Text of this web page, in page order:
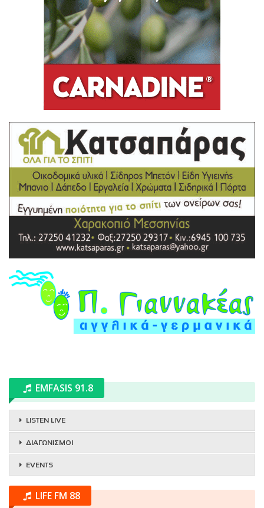
EMFASIS 91.8
LISTEN LIVE
ΔΙΑΓΩΝΙΣΜΟΙ
EVENTS
LIFE FM 88